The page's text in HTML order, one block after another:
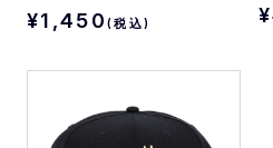
¥1,450 (税込)